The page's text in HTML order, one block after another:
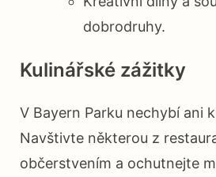
dobrodruhy.
Kulinářské zážitky
V Bayern Parku nechybí ani
Navštivte některou z
občerstvením a ochutnejte